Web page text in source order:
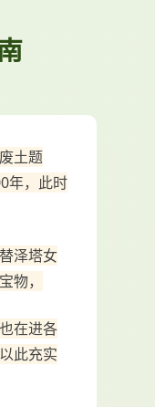
废土题
年，此时
泽塔女
物，
在进各
此充实